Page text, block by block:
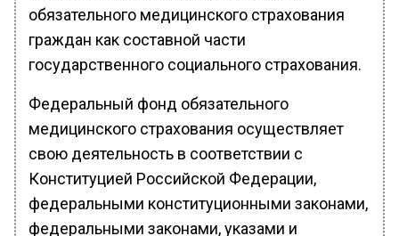
обязательного медицинского страхования
граждан как составной части
государственного социального страхования.
Федеральный фонд обязательного
медицинского страхования осуществляет
свою деятельность в соответствии с
Конституцией Российской Федерации,
федеральными конституционными законами,
федеральными законами, указами и